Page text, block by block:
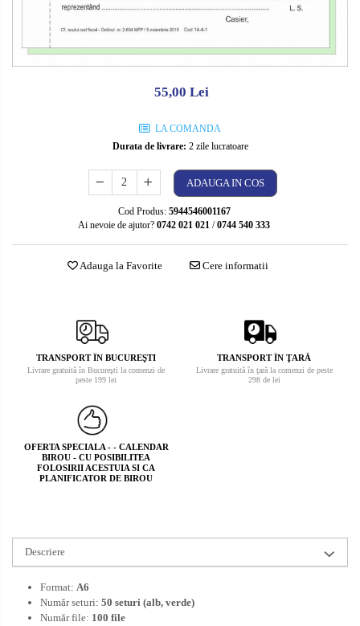
Caiete de desen
Caiete de geografie
Caiete de muzica
Rezerve caiete mecanice
Rezerve A4
Alte tipizate standard
Tipizate personalizate
Monetare personalizate
55,00 Lei
LA COMANDA
Durata de livrare: 2 zile lucratoare
ADAUGA IN COS
Cod Produs: 5944546001167
Ai nevoie de ajutor? 0742 021 021 /0744 540 333
Adauga la Favorite Cere informatii
TRANSPORT ÎN BUCUREŞTI
Livrare gratuită în Bucureşti la comenzi de
peste 199 lei
TRANSPORT ÎN ŢARĂ
Livrare gratuită în ţară la comenzi de peste
298 de lei
OFERTA SPECIALA - - CALENDAR
BIROU - CU POSIBILITEA
FOLOSIRII ACESTUIA SI CA
PLANIFICATOR DE BIROU
Descriere
Format: A6
Număr seturi: 50 seturi (alb, verde)
Număr file: 100 file